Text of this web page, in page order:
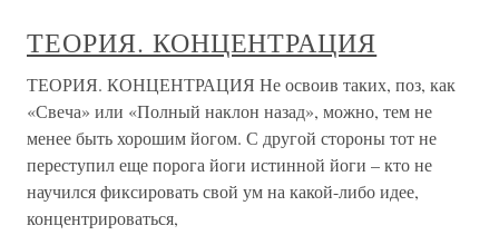
ТЕОРИЯ. КОНЦЕНТРАЦИЯ
ТЕОРИЯ. КОНЦЕНТРАЦИЯ Не освоив таких, поз, как
«Свеча» или «Полный наклон назад», можно, тем не
менее быть хорошим йогом. С другой стороны тот не
переступил еще порога йоги истинной йоги – кто не
научился фиксировать свой ум на какой-либо идее,
концентрироваться,